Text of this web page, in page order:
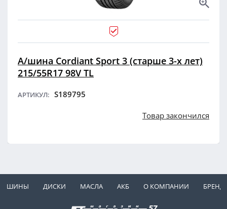
А/шина Cordiant Sport 3 (старше 3-х лет)
215/55R17 98V TL
АРТИКУЛ: S189795
Товар закончился
ШИНЫ ДИСКИ МАСЛА АКБ О КОМПАНИИ